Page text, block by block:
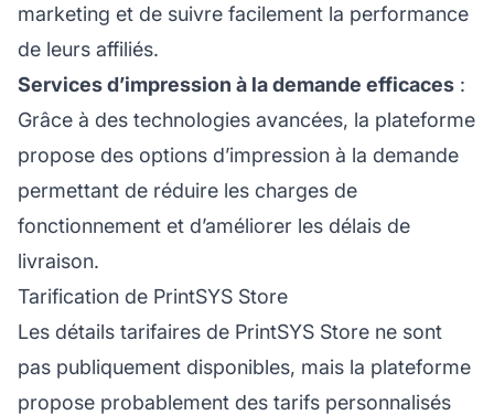
marketing et de suivre facilement la performance
de leurs affiliés.
Services d’impression à la demande efficaces :
Grâce à des technologies avancées, la plateforme
propose des options d’impression à la demande
permettant de réduire les charges de
fonctionnement et d’améliorer les délais de
livraison.
Tarification de PrintSYS Store
Les détails tarifaires de PrintSYS Store ne sont
pas publiquement disponibles, mais la plateforme
propose probablement des tarifs personnalisés